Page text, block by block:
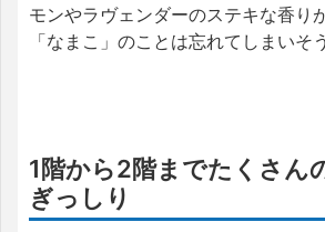
モンやラヴェンダーのステキな香り
「なまこ」のことは忘れてしまいそ
1階から2階までたくさん
ぎっしり